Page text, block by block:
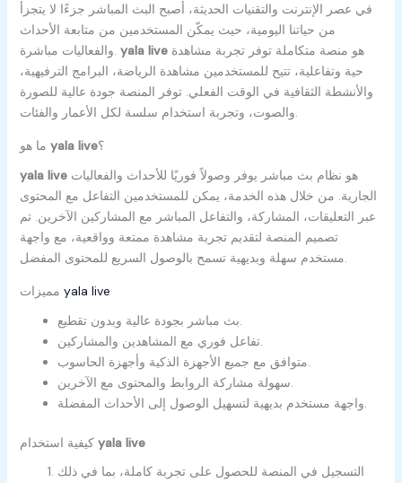
في عصر الإنترنت والتقنيات الحديثة، أصبح البث المباشر جزءًا لا يتجزأ
من حياتنا اليومية، حيث يمكّن المستخدمين من متابعة الأحداث
والفعاليات مباشرة. yala liveهو منصة متكاملة توفر تجربة مشاهدة
حية وتفاعلية، تتيح للمستخدمين مشاهدة الرياضة، البرامج الترفيهية،
والأنشطة الثقافية في الوقت الفعلي. توفر المنصة جودة عالية للصورة
والصوت، وتجربة استخدام سلسة لكل الأعمار والفئات.
yala live؟
yala liveهو نظام بث مباشر يوفر وصولاً فوريًا للأحداث والفعاليات
الجارية. من خلال هذه الخدمة، يمكن للمستخدمين التفاعل مع المحتوى
عبر التعليقات، المشاركة، والتفاعل المباشر مع المشاركين الآخرين. تم
تصميم المنصة لتقديم تجربة مشاهدة ممتعة وواقعية، مع واجهة
مستخدم سهلة وبديهية تسمح بالوصول السريع للمحتوى المفضل.
yala live
تفاعل فوري مع المشاهدين والمشاركين.
كيفية استخدام yala live
التسجيل في المنصة للحصول على تجربة كاملة، بما في ذلك